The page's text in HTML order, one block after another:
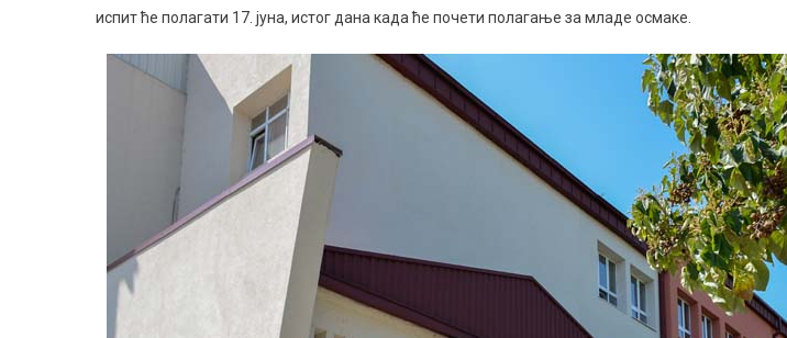
испит ће полагати 17. јуна, истог дана када ће почети полагање за младе осмаке.